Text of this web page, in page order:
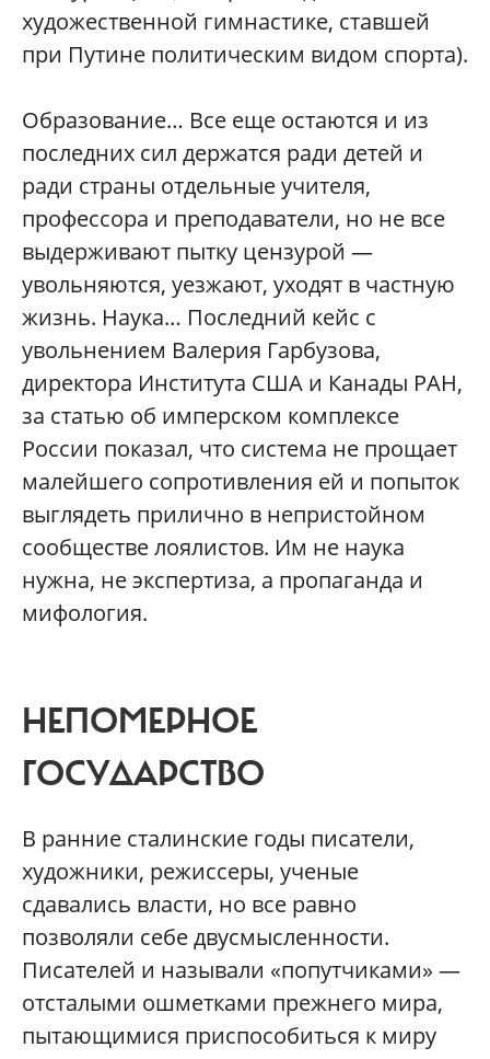
художественной гимнастике, ставшей
при Путине политическим видом спорта).
Образование… Все еще остаются и из
последних сил держатся ради детей и
ради страны отдельные учителя,
профессора и преподаватели, но не все
выдерживают пытку цензурой —
увольняются, уезжают, уходят в частную
жизнь. Наука… Последний кейс с
увольнением Валерия Гарбузова,
директора Института США и Канады РАН,
за статью об имперском комплексе
России показал, что система не прощает
малейшего сопротивления ей и попыток
выглядеть прилично в непристойном
сообществе лоялистов. Им не наука
нужна, не экспертиза, а пропаганда и
мифология.
НЕПОМЕРНОЕ
ГОСУДАРСТВО
В ранние сталинские годы писатели,
художники, режиссеры, ученые
сдавались власти, но все равно
позволяли себе двусмысленности.
Писателей и называли «попутчиками» —
отсталыми ошметками прежнего мира,
пытающимися приспособиться к миру